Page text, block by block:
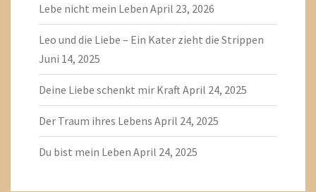
Lebe nicht mein Leben April 23, 2026
Leo und die Liebe – Ein Kater zieht die Strippen
Juni 14, 2025
Deine Liebe schenkt mir Kraft April 24, 2025
Der Traum ihres Lebens April 24, 2025
Du bist mein Leben April 24, 2025